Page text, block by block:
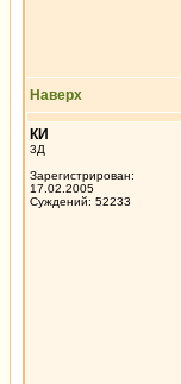
Наверх
КИ
3Д
Зарегистрирован:
17.02.2005
Суждений: 52233